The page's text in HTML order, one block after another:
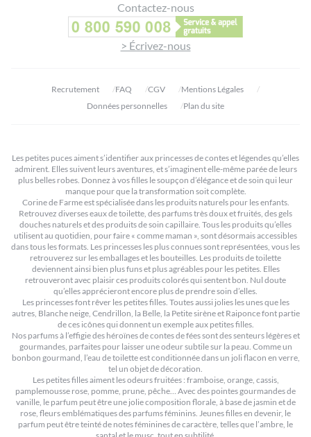
Contactez-nous
> Écrivez-nous
Recrutement FAQ CGV
Mentions Légales
Données personnelles
Plan du site
Les petites puces aiment s’identifier aux princesses de contes et légendes qu’elles
admirent. Elles suivent leurs aventures, et s’imaginent elle-même parée de leurs
plus belles robes. Donnez à vos filles le soupçon d’élégance et de soin qui leur
manque pour que la transformation soit complète.
Corine de Farme est spécialisée dans les produits naturels pour les enfants.
Retrouvez diverses eaux de toilette, des parfums très doux et fruités, des gels
douches naturels et des produits de soin capillaire. Tous les produits qu’elles
utilisent au quotidien, pour faire « comme maman », sont désormais accessibles
dans tous les formats. Les princesses les plus connues sont représentées, vous les
retrouverez sur les emballages et les bouteilles. Les produits de toilette
deviennent ainsi bien plus funs et plus agréables pour les petites. Elles
retrouveront avec plaisir ces produits colorés qui sentent bon. Nul doute
qu’elles apprécieront encore plus de prendre soin d’elles.
Les princesses font rêver les petites filles. Toutes aussi jolies les unes que les
autres, Blanche neige, Cendrillon, la Belle, la Petite sirène et Raiponce font partie
de ces icônes qui donnent un exemple aux petites filles.
Nos parfums à l’effigie des héroïnes de contes de fées sont des senteurs légères et
gourmandes, parfaites pour laisser une odeur subtile sur la peau. Comme un
bonbon gourmand, l’eau de toilette est conditionnée dans un joli flacon en verre,
tel un objet de décoration.
Les petites filles aiment les odeurs fruitées : framboise, orange, cassis,
pamplemousse rose, pomme, prune, pêche… Avec des pointes gourmandes de
vanille, le parfum peut être une jolie composition florale, à base de jasmin et de
rose, fleurs emblématiques des parfums féminins. Jeunes filles en devenir, le
parfum peut être teinté de notes féminines de caractère, telles que l’ambre, le